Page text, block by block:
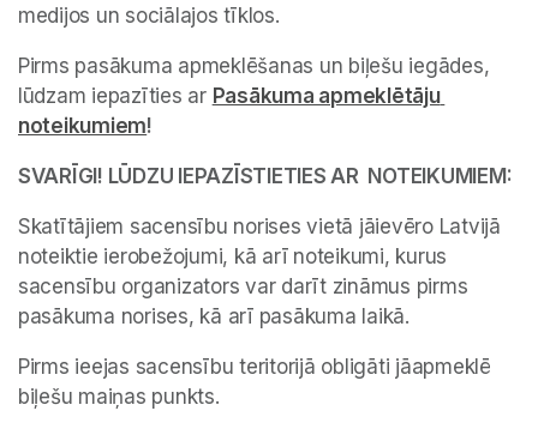
medijos un sociālajos tīklos.
Pirms pasākuma apmeklēšanas un biļešu iegādes,
lūdzam iepazīties ar Pasākuma apmeklētāju
noteikumiem(opens in a new tab)
!
SVARĪGI! LŪDZU IEPAZĪSTIETIES AR  NOTEIKUMIEM:
Skatītājiem sacensību norises vietā jāievēro Latvijā
noteiktie ierobežojumi, kā arī noteikumi, kurus
sacensību organizators var darīt zināmus pirms
pasākuma norises, kā arī pasākuma laikā.
Pirms ieejas sacensību teritorijā obligāti jāapmeklē
biļešu maiņas punkts.